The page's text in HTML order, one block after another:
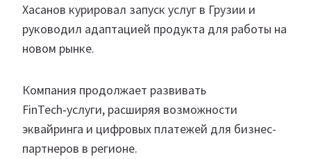
Хасанов курировал запуск услуг в Грузии и
руководил адаптацией продукта для работы на
новом рынке.
Компания продолжает развивать
FinTech‑услуги, расширяя возможности
эквайринга и цифровых платежей для бизнес-
партнеров в регионе.